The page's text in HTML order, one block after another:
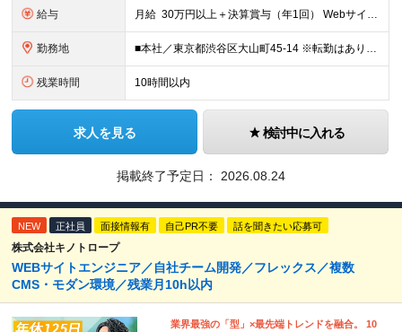
給与 月給 30万円以上＋決算賞与（年1回） Webサイトの実務経験＋マネジメント経験をお持ちの方は 月給40～120万円＋各種手当＋決算賞与（年1回） での採用も可能です！ ※経験や能力を考慮の上、決
勤務地 ■本社／東京都渋谷区大山町45-14 ※転勤はありません。腰を据えて長く活躍していただけます ※(変更の範囲)上記を除く当社関連勤務地
残業時間 10時間以内
求人を見る 検討中に入れる
掲載終了予定日： 2026.08.24
NEW 正社員 面接情報有 自己PR不要 話を聞きたい応募可
株式会社キノトロープ
WEBサイトエンジニア／自社チーム開発／フレックス／複数
CMS・モダン環境／残業月10h以内
業界最強の「型」×最先端トレンドを融合。 10